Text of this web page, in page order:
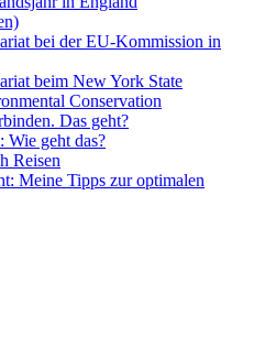
bei der EU-Kommission in
beim New York State
Conservation
Das geht?
Wie geht das?
Reisen
Meine Tipps zur optimalen